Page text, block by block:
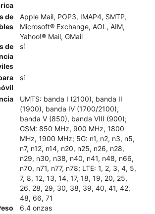
de
Apple Mail, POP3, IMAP4, SMTP,
Microsoft® Exchange, AOL, AIM,
Yahoo!® Mail, GMail
de
sí
sí
UMTS: banda I (2100), banda II
(1900), banda IV (1700/2100),
banda V (850), banda VIII (900);
GSM: 850 MHz, 900 MHz, 1800
MHz, 1900 MHz; 5G: n1, n2, n3, n5,
n7, n12, n14, n20, n25, n26, n28,
n29, n30, n38, n40, n41, n48, n66,
n70, n71, n77, n78; LTE: 1, 2, 3, 4, 5,
7, 8, 12, 13, 14, 17, 18, 19, 20, 25,
26, 28, 29, 30, 38, 39, 40, 41, 42,
48, 66, 71
6.4 onzas